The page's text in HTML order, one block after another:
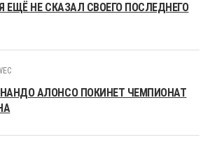
ЕЩЁ НЕ СКАЗАЛ СВОЕГО ПОСЛЕДНЕГО
АЛОНСО ПОКИНЕТ ЧЕМПИОНАТ